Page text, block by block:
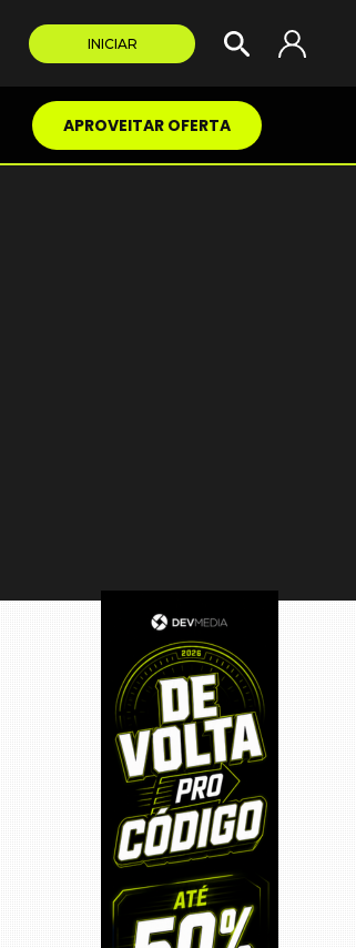
INICIAR
APROVEITAR OFERTA